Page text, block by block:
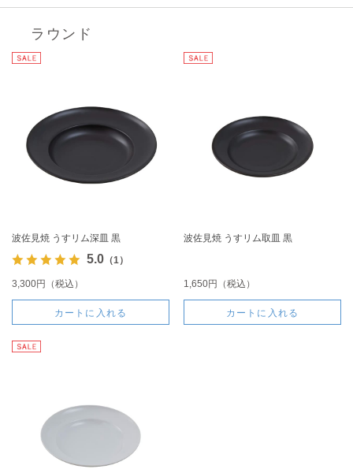
ラウンド
波佐見焼 うすリム深皿 黒
5.0（1）
3,300円（税込）
カートに入れる
波佐見焼 うすリム取皿 黒
1,650円（税込）
カートに入れる